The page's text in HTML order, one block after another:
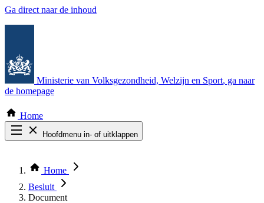
Ga direct naar de inhoud
Ministerie van Volksgezondheid, Welzijn en Sport, ga naar
de homepage
Home
Hoofdmenu in- of uitklappen
Thema COVID-19
Bekijk per bestuursorgaan
Home
Besluit
Document